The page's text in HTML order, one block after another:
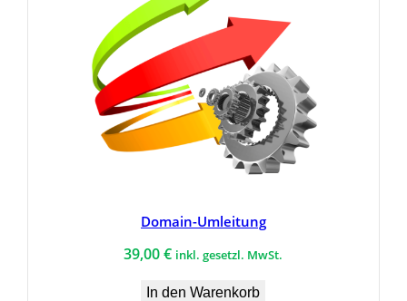
Domain-Umleitung
39,00€ inkl. gesetzl. MwSt.
In den Warenkorb